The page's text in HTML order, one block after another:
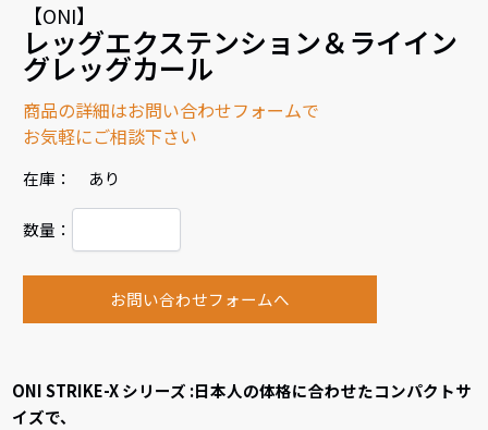
【ONI】
レッグエクステンション＆ライイン
グレッグカール
商品の詳細はお問い合わせフォームで
お気軽にご相談下さい
在庫： あり
数量：
お問い合わせフォームへ
ONI STRIKE-X シリーズ :日本人の体格に合わせたコンパクトサ
イズで、